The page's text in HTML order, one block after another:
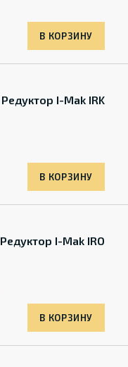
В КОРЗИНУ
Редуктор I-Mak IRK
В КОРЗИНУ
Редуктор I-Mak IRO
В КОРЗИНУ